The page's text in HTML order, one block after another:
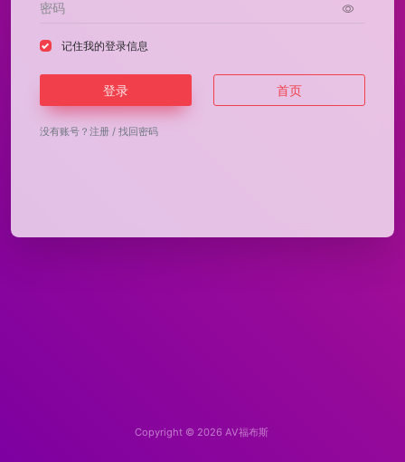
记住我的登录信息
登录 首页
没有账号？ 注册 / 找回密码
Copyright © 2026 AV福布斯